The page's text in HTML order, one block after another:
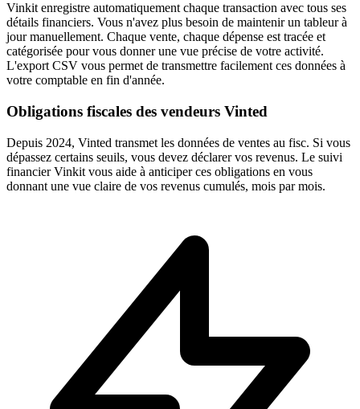
Vinkit enregistre automatiquement chaque transaction avec tous ses
détails financiers. Vous n'avez plus besoin de maintenir un tableur à
jour manuellement. Chaque vente, chaque dépense est tracée et
catégorisée pour vous donner une vue précise de votre activité.
L'export CSV vous permet de transmettre facilement ces données à
votre comptable en fin d'année.
Obligations fiscales des vendeurs Vinted
Depuis 2024, Vinted transmet les données de ventes au fisc. Si vous
dépassez certains seuils, vous devez déclarer vos revenus. Le suivi
financier Vinkit vous aide à anticiper ces obligations en vous
donnant une vue claire de vos revenus cumulés, mois par mois.